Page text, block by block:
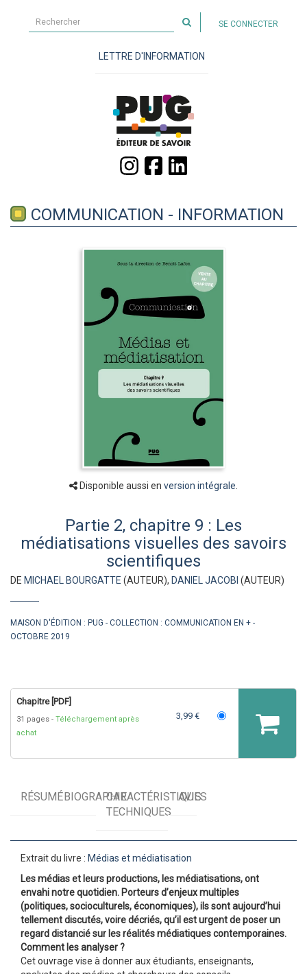
sur
site
SE CONNECTER
LETTRE D'INFORMATION
COMMUNICATION - INFORMATION
Disponible aussi en version intégrale
Partie 2, chapitre 9 : Les
médiatisations visuelles des savoirs
scientifiques
DE MICHAEL BOURGATTE (AUTEUR), DANIEL JACOBI (AUTEUR)
MAISON D'ÉDITION : PUG COLLECTION : COMMUNICATION EN +
OCTOBRE 2019
Chapitre [PDF]
31 pages
Téléchargement après
achat
3,99 €
RÉSUMÉBIOGRAPHIECARACTÉRISTIQUES
TECHNIQUES
AVIS
Extrait du livre : Médias et médiatisation
Les médias et leurs productions, les médiatisations, ont
envahi notre quotidien. Porteurs d’enjeux multiples
(politiques, socioculturels, économiques), ils sont aujourd’hui
tellement discutés, voire décriés, qu’il est urgent de poser un
regard distancié sur les réalités médiatiques contemporaines.
Comment les analyser ?
Cet ouvrage vise à donner aux étudiants, enseignants,